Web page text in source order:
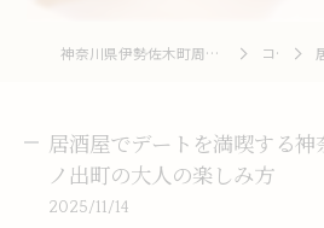
神奈川県伊勢佐木町周辺の居酒屋なら和牛 To 釆菜 更井酒店 コラム
居酒屋でデートを満喫する神
ノ出町の大人の楽しみ方
2025/11/14